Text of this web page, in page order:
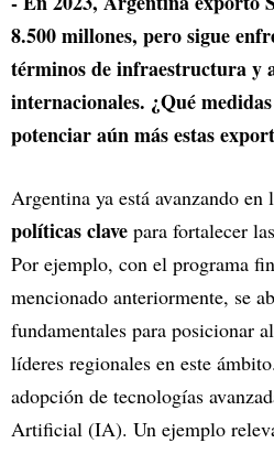
8.500 millones, pero sigue
términos de infraestructura y
internacionales. ¿Qué
potenciar aún más estas
Argentina ya está avanzando
políticas clave para fortalecer
Por ejemplo, con el programa
mencionado anteriormente, se
fundamentales para posicionar
líderes regionales en este
adopción de tecnologías
Artificial (IA). Un ejemplo